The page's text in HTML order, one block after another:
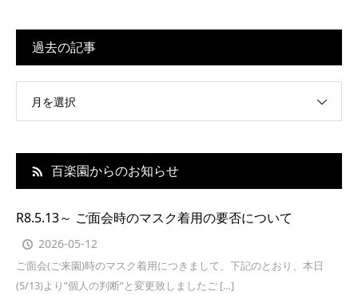
過去の記事
月を選択
百楽園からのお知らせ
R8.5.13～ ご面会時のマスク着用の要否について
2026-05-12
ご面会(ご来園)時のマスク着用につきまして、下記のとおり、本日
(5/13)より”個人の判断”と変更致しましたご […]